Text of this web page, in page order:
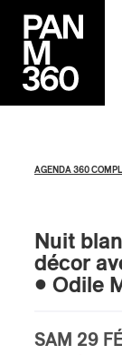
AGENDA 360
Nuit
décor
• Odile
SAM 29